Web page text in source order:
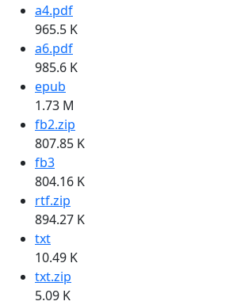
a4.pdf
965.5 K
a6.pdf
985.6 K
epub
1.73 M
fb2.zip
807.85 K
fb3
804.16 K
rtf.zip
894.27 K
txt
10.49 K
txt.zip
5.09 K